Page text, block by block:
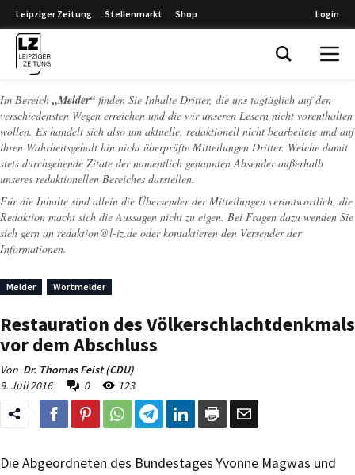
Leipziger Zeitung Stellenmarkt Shop Login
Im Bereich „Melder“ finden Sie Inhalte Dritter, die uns tagtäglich auf den
verschiedensten Wegen erreichen und die wir unseren Lesern nicht vorenthalten
wollen. Es handelt sich also um aktuelle, redaktionell nicht bearbeitete und auf
ihren Wahrheitsgehalt hin nicht überprüfte Mitteilungen Dritter. Welche damit
stets durchgehende Zitate der namentlich genannten Absender außerhalb
unseres redaktionellen Bereiches darstellen.
Für die Inhalte sind allein die Übersender der Mitteilungen verantwortlich, die
Redaktion macht sich die Aussagen nicht zu eigen. Bei Fragen dazu wenden Sie
sich gern an redaktion@l-iz.de oder kontaktieren den Versender der
Informationen.
Melder Wortmelder
Restauration des Völkerschlachtdenkmals
vor dem Abschluss
Von Dr. Thomas Feist (CDU)
9. Juli 2016
0 123
Die Abgeordneten des Bundestages Yvonne Magwas und